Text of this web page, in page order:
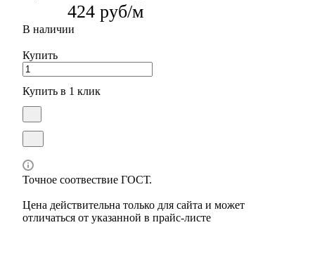
424 руб/м
В наличии
Купить
Купить в 1 клик
Точное соотвествие ГОСТ.
Цена действительна только для сайта и может
отличаться от указанной в прайс-листе